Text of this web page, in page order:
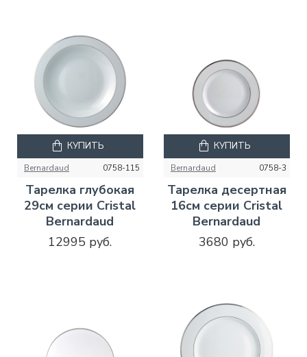
Bernardaud 0758-115
Тарелка глубокая
29см серии Cristal
Bernardaud
12995 руб.
КУПИТЬ
Bernardaud 0758-3
Тарелка десертная
16см серии Cristal
Bernardaud
3680 руб.
КУПИТЬ